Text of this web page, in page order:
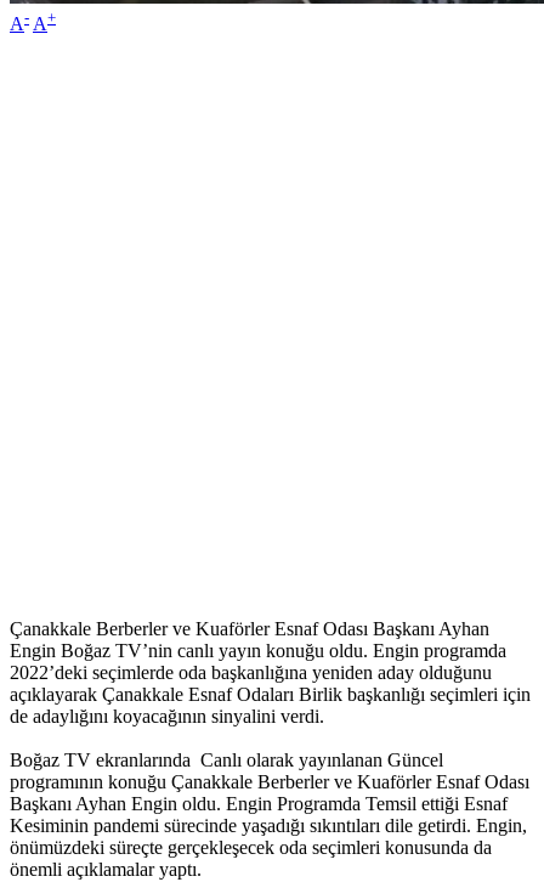
A- A+
Çanakkale Berberler ve Kuaförler Esnaf Odası Başkanı Ayhan
Engin Boğaz TV’nin canlı yayın konuğu oldu. Engin programda
2022’deki seçimlerde oda başkanlığına yeniden aday olduğunu
açıklayarak Çanakkale Esnaf Odaları Birlik başkanlığı seçimleri için
de adaylığını koyacağının sinyalini verdi.
Boğaz TV ekranlarında Canlı olarak yayınlanan Güncel
programının konuğu Çanakkale Berberler ve Kuaförler Esnaf Odası
Başkanı Ayhan Engin oldu. Engin Programda Temsil ettiği Esnaf
Kesiminin pandemi sürecinde yaşadığı sıkıntıları dile getirdi. Engin,
önümüzdeki süreçte gerçekleşecek oda seçimleri konusunda da
önemli açıklamalar yaptı.